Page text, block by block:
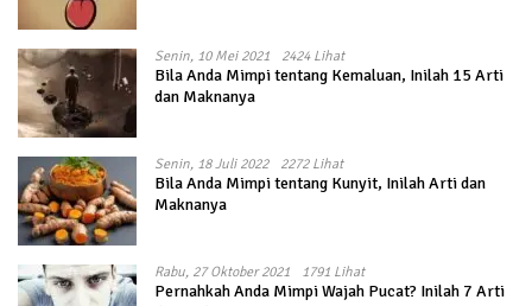
Senin, 10 Mei 2021 2424 Lihat
Bila Anda Mimpi tentang Kemaluan, Inilah 15 Arti
dan Maknanya
Senin, 18 Juli 2022 2272 Lihat
Bila Anda Mimpi tentang Kunyit, Inilah Arti dan
Maknanya
Rabu, 27 Oktober 2021 1791 Lihat
Pernahkah Anda Mimpi Wajah Pucat? Inilah 7 Arti